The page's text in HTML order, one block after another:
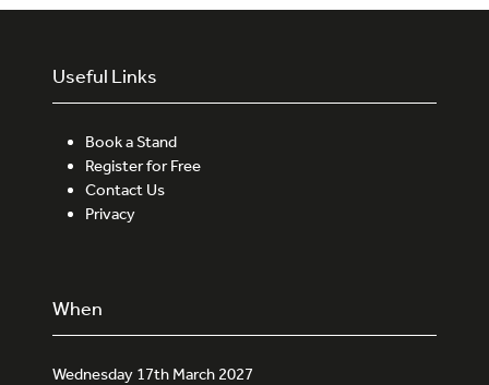
Useful Links
Book a Stand
Register for Free
Contact Us
Privacy
When
Wednesday 17th March 2027